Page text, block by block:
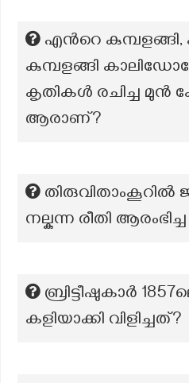
എൻറെ കുമ്പളങ്ങി,
കുമ്പളങ്ങി
കൃതികൾ രചിച്ച മുൻ
ആരാണ്?
തിരുവിതാംകൂറിൽ
നല്കുന്ന രീതി
ബ്രിട്ടീഷുകാർ
കളിയാക്കി വിളിച്ചത്?